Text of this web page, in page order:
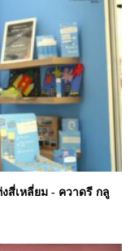
สี่เหลี่ยม - ควาดรี กลู